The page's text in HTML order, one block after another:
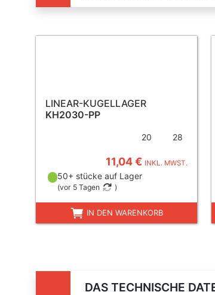
LINEAR-KUGELLAGER
KH2030-PP
20 28
11,04 € INKL. MWST.
50+ stücke auf Lager
(vor 5 Tagen )
IN DEN WARENKORB
DAS TECHNISCHE